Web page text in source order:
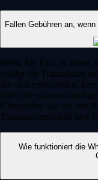
Fallen Gebühren an,
Wenn Sie Flux an einen
erfolgt die Transaktion
Sie sich entscheiden,
fallen die
Überprüfen Sie vor der
Transaktionsdetails und
Wie funktioniert die